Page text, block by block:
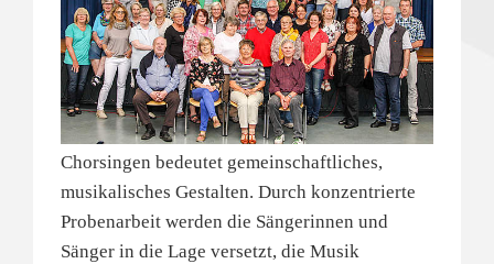
Chorsingen bedeutet gemeinschaftliches,
musikalisches Gestalten. Durch konzentrierte
Probenarbeit werden die Sängerinnen und
Sänger in die Lage versetzt, die Musik